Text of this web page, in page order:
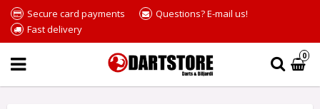
Secure card payments
Questions? E-mail us!
Fast delivery
0